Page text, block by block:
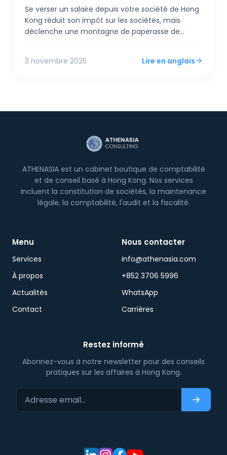
Se verser un salaire depuis votre société de Hong
Kong réduit son impôt sur les sociétés, mais
déclenche une montagne de paperasse de
mais une nouvelle règle FSIE pourrait piéger vos
3 novembre 2025 Lire en anglais
ATHENASIA est un cabinet boutique de comptabilité
et de conseil basé à Hong Kong. Nos services
incluent la constitution de sociétés, la maintenance
légale, la comptabilité, l'audit et la fiscalité.
Menu
Services
À propos
Actualités
Contact
Nous contacter
info@athenasia.com
+852 3706 5996
WhatsApp
Carrières
Restez informé
Abonnez-vous à notre newsletter pour des conseils
pratiques sur les affaires à Hong Kong.